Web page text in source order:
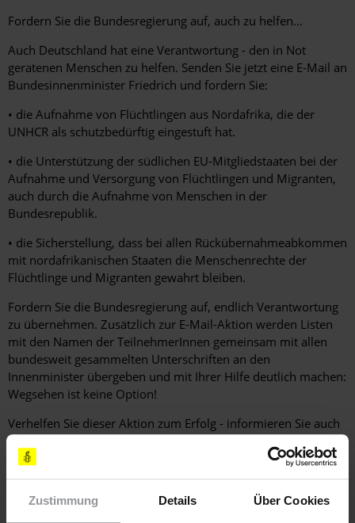
Zustimmung Details Über Cookies
Fordern Sie die Bundesregierung auf, auch zu helfen...
Auch Deutschland hat eine Verantwortung - den in Not
geratenen Menschen zu helfen. Senden Sie jetzt eine E-Mail an
Bundesinnenminister Friedrich und fordern Sie:
• die Aufnahme von Flüchtlingen aus Nordafrika, die der
UNHCR als schutzbedürftig eingestuft hat.
• die Unterstützung der südlichen EU-Mitgliedstaaten bei der
Aufnahme und Versorgung von Flüchtlingen und Migranten,
auch durch die Aufnahme von Menschen in der
Bundesrepublik.
• die Sicherstellung, dass bei allen Rückübernahmeabkommen
mit nordafrikanischen Staaten die Menschenrechte der
Flüchtlinge und Migranten gewahrt bleiben.
Fordern Sie die Bundesregierung auf, endlich Verantwortung
zu übernehmen. Zusätzlich zur E-Mail-Aktion werden Listen
mit den Namen der TeilnehmerInnen gemeinsam mit allen
bundesweit gesammelten Unterschriften an den
Innenminister übergeben und mit Ihrer Hilfe deutlich machen:
Wegsehen ist keine Option!
Verhelfen Sie dieser Aktion zum Erfolg - informieren Sie auch
Ihre Freunde, Familie und Bekannte.
Jetzt mitmachen!